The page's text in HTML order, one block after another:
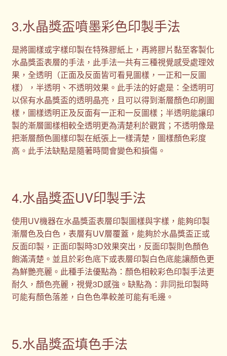
3.水晶獎盃噴墨彩色印製手法
是將圖樣或字樣印製在特殊膠紙上，再將膠片黏至客製化
水晶獎盃表層的手法，此手法一共有三種視覺感受處理效
果，全透明（正面及反面皆可看見圖樣，一正和一反圖
樣），半透明、不透明效果。此手法的好處是：全透明可
以保有水晶獎盃的透明晶亮，且可以得到漸層顏色印刷圖
樣，圖樣透明正及反面有一正和一反圖樣；半透明能讓印
製的漸層圖樣相較全透明更為清楚利於觀賞；不透明像是
把漸層顏色圖樣印製在紙張上一樣清楚，圖樣顏色彩度
高。此手法缺點是隨著時間會變色和損傷。
4.水晶獎盃UV印製手法
使用UV機器在水晶獎盃表層印製圖樣與字樣，能夠印製
漸層色及白色，表層有UV層覆蓋，能夠於水晶獎盃正或
反面印製，正面印製時3D效果突出，反面印製則色顏色
飽滿清楚。並且於彩色底下或表層印製白色底能讓顏色更
為鮮艷亮麗。此種手法優點為：顏色相較彩色印製手法更
耐久，顏色亮麗，視覺3D感強。缺點為：非同批印製時
可能有顏色落差，白色色準較差可能有毛邊。
5.水晶獎盃填色手法